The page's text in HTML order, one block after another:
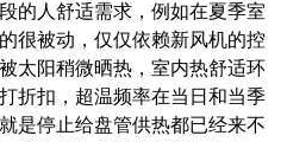
的人舒适需求，例如在夏季室
很被动，仅仅依赖新风机的控
太阳稍微晒热，室内热舒适环
折扣，超温频率在当日和当季
是停止给盘管供热都已经来不